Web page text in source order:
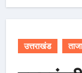
उत्तराखंड